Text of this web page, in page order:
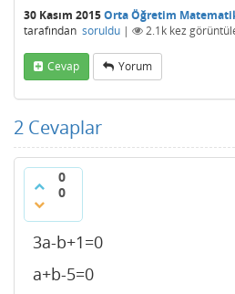
30 Kasım 2015Orta Öğretim
tarafından soruldu | 2.1k kez
Cevap Yorum
2 Cevaplar
0
0
3a-b+1=0
a+b-5=0